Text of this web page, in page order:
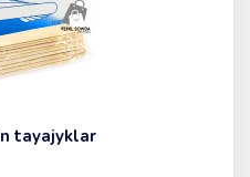
tayajyklar